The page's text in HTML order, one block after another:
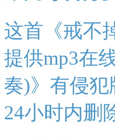
这首《戒不
提供mp3在
奏)》有侵
24小时内删